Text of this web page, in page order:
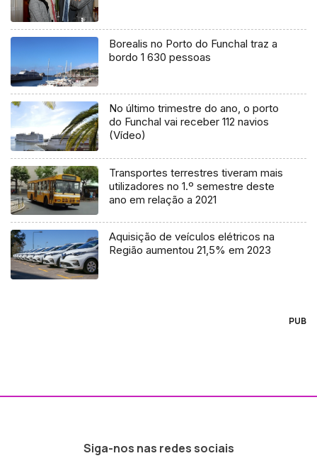
Borealis no Porto do Funchal traz a
bordo 1 630 pessoas
No último trimestre do ano, o porto
do Funchal vai receber 112 navios
(Vídeo)
Transportes terrestres tiveram mais
utilizadores no 1.º semestre deste
ano em relação a 2021
Aquisição de veículos elétricos na
Região aumentou 21,5% em 2023
PUB
Siga-nos nas redes sociais